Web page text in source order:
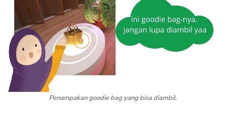
Penampakan goodie bag yang bisa diambil.